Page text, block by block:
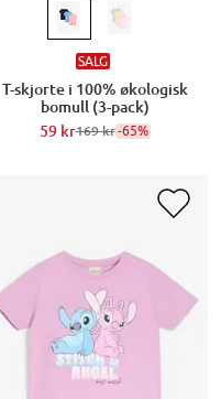
SALG
T-skjorte i 100% økologisk
bomull (3-pack)
59 kr169 kr-65%